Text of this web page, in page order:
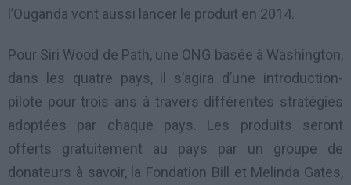
l’Ouganda vont aussi lancer le produit en 2014.
Pour Siri Wood de Path, une ONG basée à Washington,
dans les quatre pays, il s’agira d’une introduction-
pilote pour trois ans à travers différentes stratégies
adoptées par chaque pays. Les produits seront
offerts gratuitement au pays par un groupe de
donateurs à savoir, la Fondation Bill et Melinda Gates,